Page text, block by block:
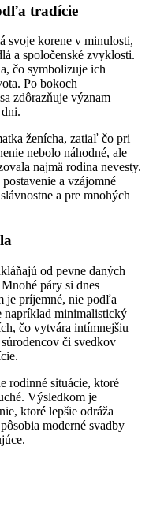
tradície
svoje korene v minulosti,
a spoločenské zvyklosti.
čo symbolizuje ich
Po bokoch
zdôrazňuje význam
ženícha, zatiaľ čo pri
nebolo náhodné, ale
najmä rodina nevesty.
a vzájomné
a pre mnohých
od pevne daných
páry si dnes
je príjemné, nie podľa
napríklad minimalistický
čo vytvára intímnejšiu
či svedkov
rodinné situácie, ktoré
Výsledkom je
ktoré lepšie odráža
moderné svadby